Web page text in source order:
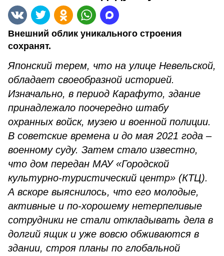
Внешний облик уникального строения
сохранят.
Японский терем, что на улице Невельской,
обладает своеобразной историей.
Изначально, в период Карафуто, здание
принадлежало поочередно штабу
охранных войск, музею и военной полиции.
В советские времена и до мая 2021 года –
военному суду. Затем стало известно,
что дом передан МАУ «Городской
культурно-туристический центр» (КТЦ).
А вскоре выяснилось, что его молодые,
активные и по-хорошему нетерпеливые
сотрудники не стали откладывать дела в
долгий ящик и уже вовсю обживаются в
здании, строя планы по глобальной